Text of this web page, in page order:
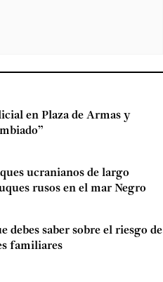
en Plaza de Armas y
ucranianos de largo
rusos en el mar Negro
debes saber sobre el riesgo de
familiares